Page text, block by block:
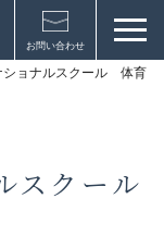
お問い合わせ
ショナルスクール 体育
スクール